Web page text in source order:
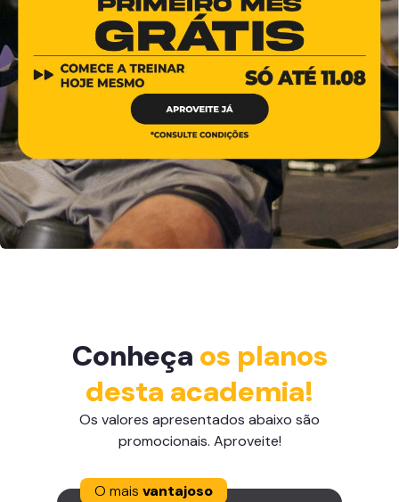
Conheça os planos
desta academia!
Os valores apresentados abaixo são
promocionais. Aproveite!
O mais vantajoso